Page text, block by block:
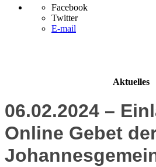
Facebook
Twitter
E-mail
Aktuelles
06.02.2024 –
Online Gebet